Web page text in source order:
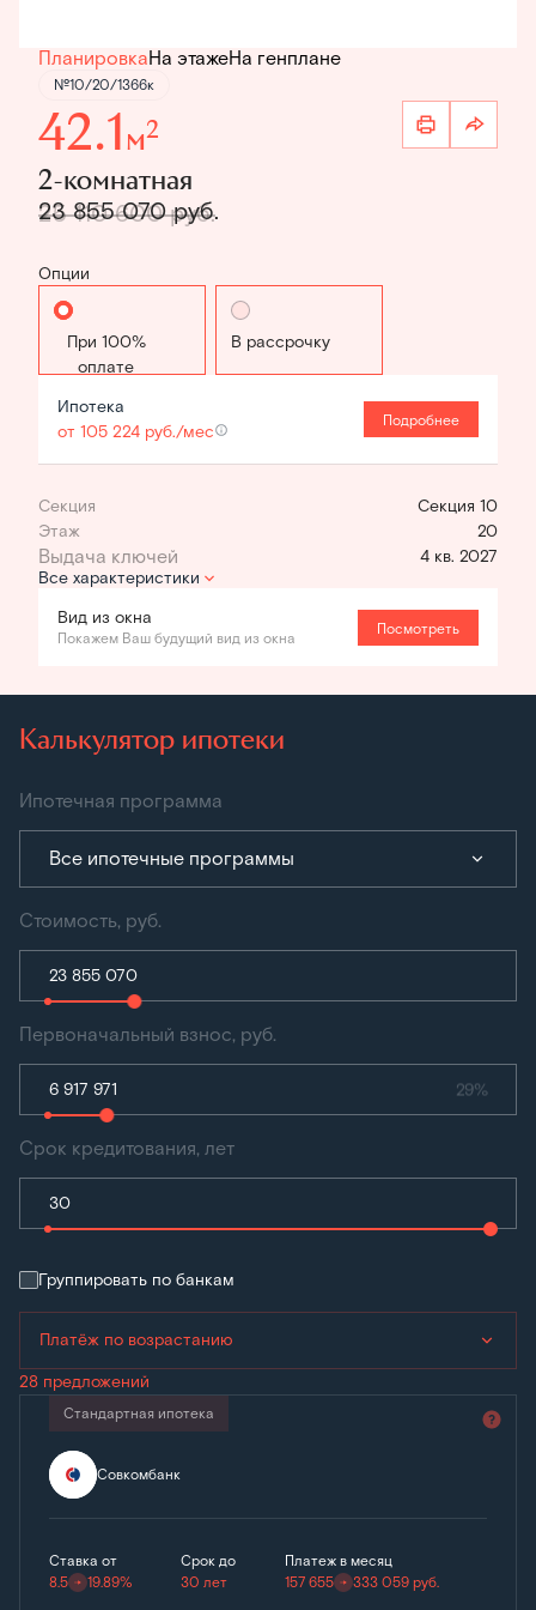
ПланировкаНа этажеНа генплане
№10/20/1366к
42.1м2
2-комнатная
25 110 600 руб.
23 855 070 руб.
Опции
Стандартная В рассрочку
Ипотека
от 105 224 руб./мес
Подробнее
Секция
Секция 10
Этаж
20
4 кв. 2027
Все характеристики
Вид из окна
Покажем Ваш будущий вид из окна
Посмотреть
Калькулятор ипотеки
Ипотечная программа
Все ипотечные программы
Стоимость, руб.
Первоначальный взнос, руб.
29%
Срок кредитования, лет
Группировать по банкам
Платёж по возрастанию
28 предложений
Стандартная ипотека
Совкомбанк
Ставка от
8.5
19.89%
Срок до
30 лет
Платеж в месяц
157 655
333 059 руб.